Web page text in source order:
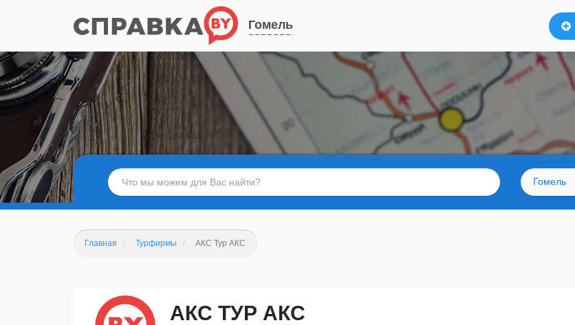
Гомель
Гомель
Главная Турфирмы АКС Тур АКС
АКС ТУР АКС